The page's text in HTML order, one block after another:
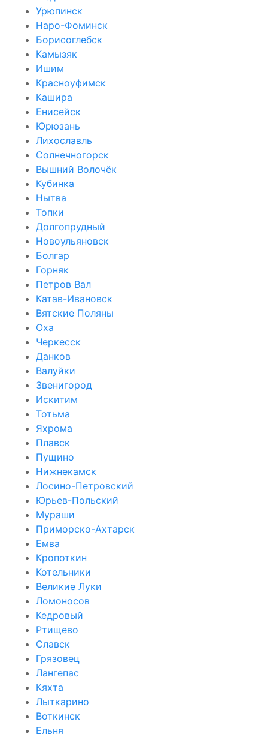
Урюпинск
Наро-Фоминск
Борисоглебск
Камызяк
Ишим
Красноуфимск
Кашира
Енисейск
Юрюзань
Лихославль
Солнечногорск
Вышний Волочёк
Кубинка
Нытва
Топки
Долгопрудный
Новоульяновск
Болгар
Горняк
Петров Вал
Катав-Ивановск
Вятские Поляны
Оха
Черкесск
Данков
Валуйки
Звенигород
Искитим
Тотьма
Яхрома
Плавск
Пущино
Нижнекамск
Лосино-Петровский
Юрьев-Польский
Мураши
Приморско-Ахтарск
Емва
Кропоткин
Котельники
Великие Луки
Ломоносов
Кедровый
Ртищево
Славск
Грязовец
Лангепас
Кяхта
Лыткарино
Воткинск
Ельня